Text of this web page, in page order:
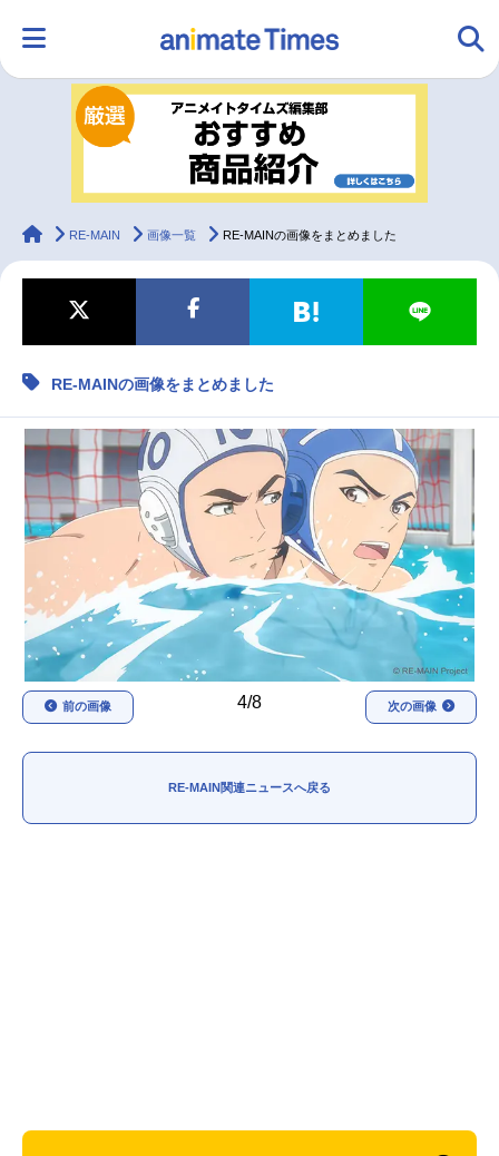
ランキング アニメ
ラジオ みんなの声
マンガ・ラノベ ゲーム・アプリ 音楽 コスプレ
配信・Vtuber
最新記事一覧
声優記事一覧
アニメ映画一覧 実写化映画一覧
今期アニメ曜日別一覧
春アニメ 夏アニメ
秋アニメ 冬アニメ
男性声優/女性声優一覧
FOLLOW US
animateTimes
RE-MAIN 画像一覧 RE-MAINの画像をまとめました
RE-MAINの画像をまとめました
4/8
前の画像 次の画像
RE-MAIN関連ニュースへ戻る